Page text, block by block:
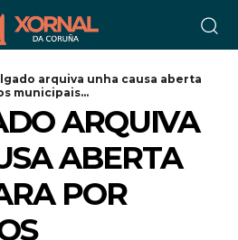
arquiva unha causa aberta
municipais...
ARQUIVA
ABERTA
POR